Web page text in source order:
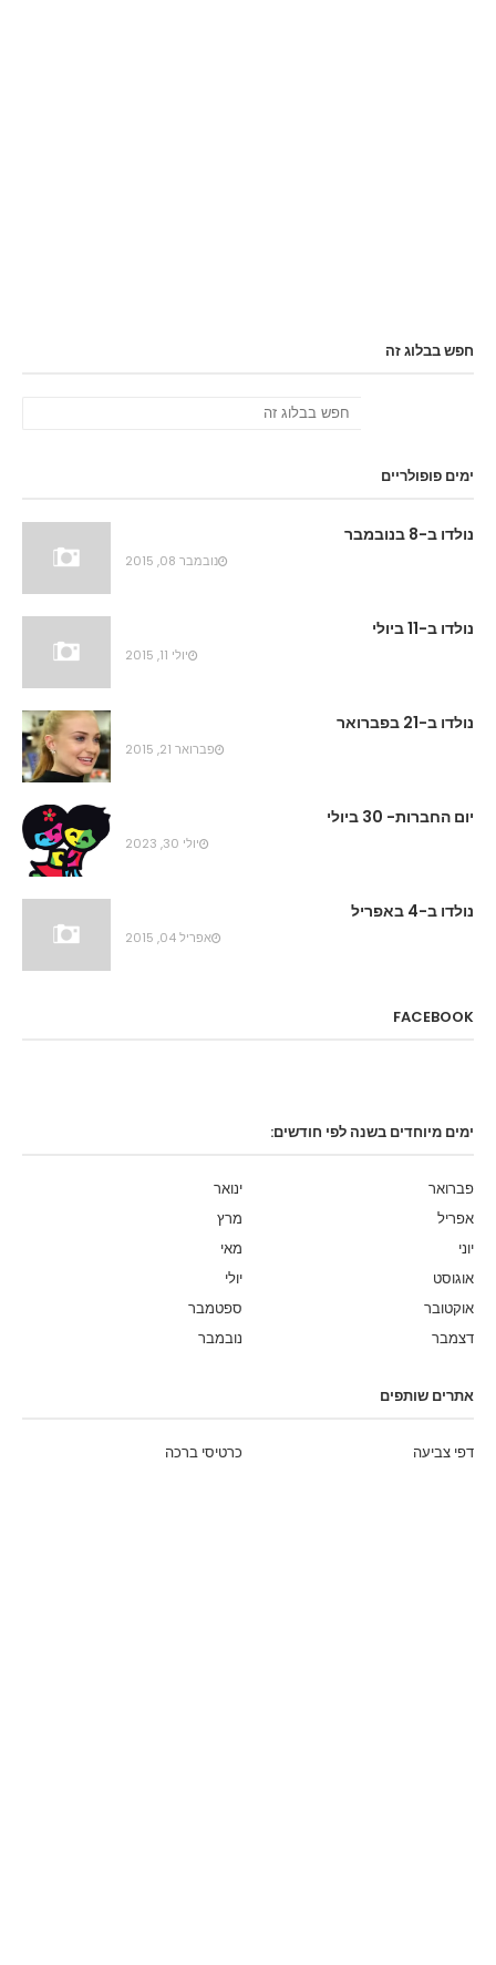
חפש בבלוג זה
ימים פופולריים
נולדו ב-8 בנובמבר
נובמבר 08, 2015
נולדו ב-11 ביולי
יולי 11, 2015
נולדו ב-21 בפברואר
פברואר 21, 2015
יום החברות- 30 ביולי
יולי 30, 2023
נולדו ב-4 באפריל
אפריל 04, 2015
FACEBOOK
ימים מיוחדים בשנה לפי חודשים:
ינואר
פברואר
מרץ
אפריל
מאי
יוני
יולי
אוגוסט
ספטמבר
אוקטובר
נובמבר
דצמבר
אתרים שותפים
כרטיסי ברכה דפי צביעה